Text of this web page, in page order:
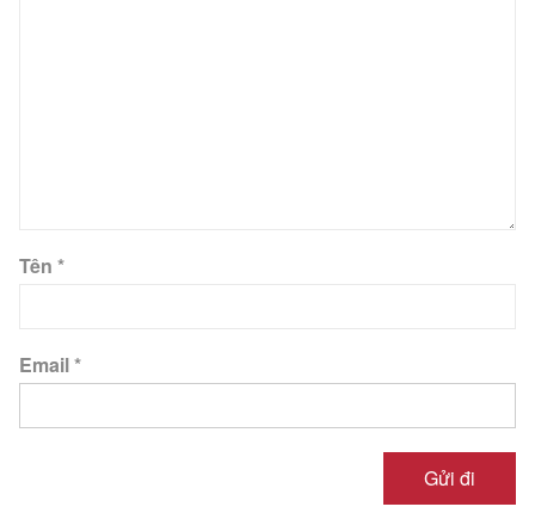
Tên *
Email*